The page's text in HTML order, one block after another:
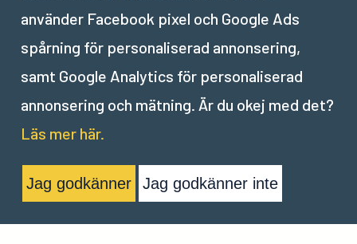
IV. Resurser och metoder för inspiration
använder Facebook pixel och Google Ads
spårning för personaliserad annonsering,
samt Google Analytics för personaliserad
annonsering och mätning. Är du okej med det?
Läs mer här.
Jag godkänner Jag godkänner inte